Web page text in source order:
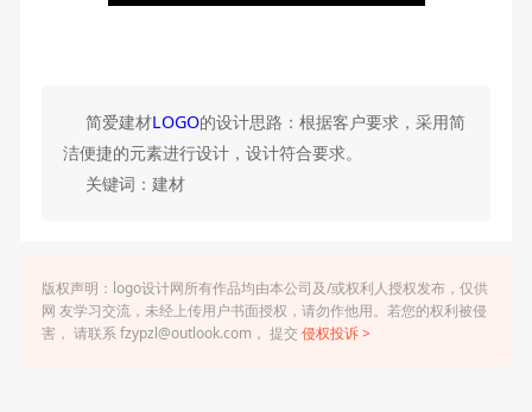
简爱建材LOGO的设计思路：根据客户要求，采用简
洁便捷的元素进行设计，设计符合要求。
关键词：建材
版权声明：logo设计网所有作品均由本公司及/或权利人授权发布，仅供
网 友学习交流，未经上传用户书面授权，请勿作他用。若您的权利被侵
害， 请联系 fzypzl@outlook.com， 提交 侵权投诉 >